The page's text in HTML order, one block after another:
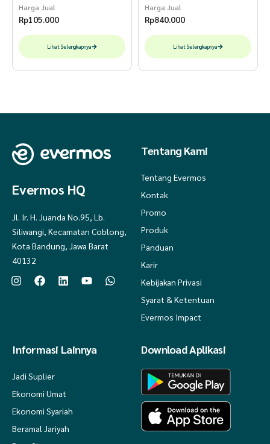
Harga Jual
Rp105.000
Lihat Selengkapnya
Harga Jual
Rp840.000
Lihat Selengkapnya
Evermos HQ
Jl. Ir. H. Juanda No.95, Lb.
Siliwangi, Kecamatan Coblong,
Kota Bandung, Jawa Barat
40132
Tentang Kami
Tentang Evermos
Kontak
Promo
Produk
Panduan
Karir
Kebijakan Privasi
Syarat & Ketentuan
Evermos Impact
Informasi Lainnya
Jadi Suplier
Ekonomi Umat
Ekonomi Syariah
Beramal Jariyah
Download Aplikasi